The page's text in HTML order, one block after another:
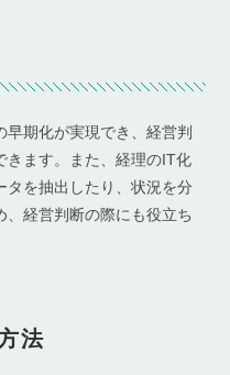
期化が実現でき、経営判
きます。また、経理のIT化
タを抽出したり、状況を分
経営判断の際にも役立ち
法